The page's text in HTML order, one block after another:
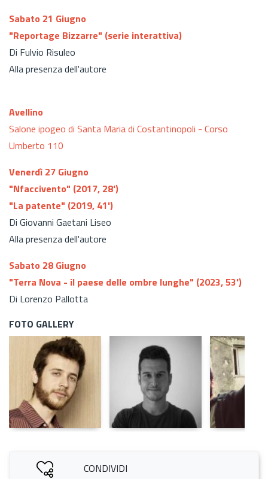
Sabato 21 Giugno
"Reportage Bizzarre" (serie interattiva)
Di Fulvio Risuleo
Alla presenza dell'autore
Avellino
Salone ipogeo di Santa Maria di Costantinopoli - Corso
Umberto 110
Venerdì 27 Giugno
"Nfaccivento" (2017, 28')
"La patente" (2019, 41')
Di Giovanni Gaetani Liseo
Alla presenza dell'autore
Sabato 28 Giugno
"Terra Nova - il paese delle ombre lunghe" (2023, 53')
Di Lorenzo Pallotta
FOTO GALLERY
CONDIVIDI